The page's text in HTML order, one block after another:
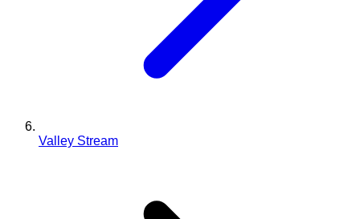
Valley Stream